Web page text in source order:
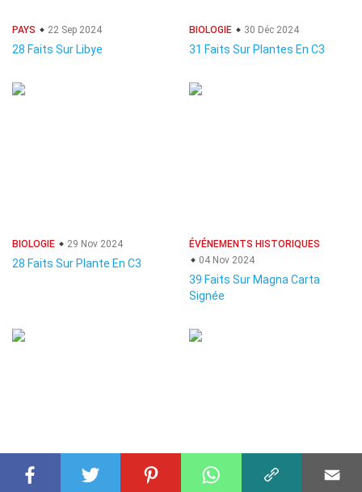
PAYS 22 Sep 2024
28 Faits Sur Libye
BIOLOGIE 30 Déc 2024
31 Faits Sur Plantes En C3
BIOLOGIE 29 Nov 2024
28 Faits Sur Plante En C3
ÉVÉNEMENTS HISTORIQUES
04 Nov 2024
39 Faits Sur Magna Carta
Signée